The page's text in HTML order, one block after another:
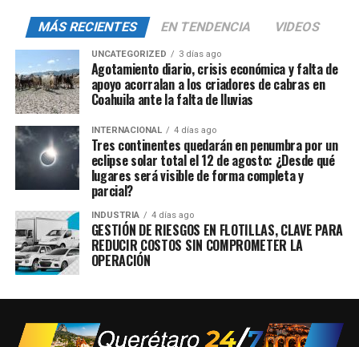
MÁS RECIENTES EN TENDENCIA VIDEOS
UNCATEGORIZED 3 días ago
Agotamiento diario, crisis económica y falta de
apoyo acorralan a los criadores de cabras en
Coahuila ante la falta de lluvias
INTERNACIONAL 4 días ago
Tres continentes quedarán en penumbra por un
eclipse solar total el 12 de agosto: ¿Desde qué
lugares será visible de forma completa y
parcial?
INDUSTRIA 4 días ago
GESTIÓN DE RIESGOS EN FLOTILLAS, CLAVE PARA
REDUCIR COSTOS SIN COMPROMETER LA
OPERACIÓN